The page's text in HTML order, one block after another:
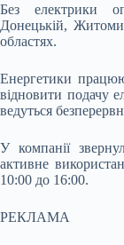
Без електрики
Донецькій,
областях.
Енергетики
відновити подачу
ведуться
У компанії
активне
10:00 до 16:00.
РЕКЛАМА